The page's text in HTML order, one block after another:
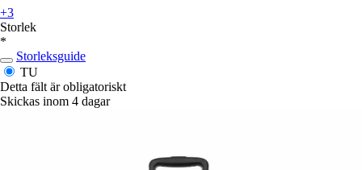
+3
Storlek
*
Storleksguide
TU
Detta fält är obligatoriskt
Skickas inom 4 dagar